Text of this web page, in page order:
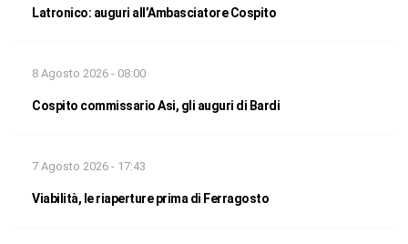
Latronico: auguri all’Ambasciatore Cospito
8 Agosto 2026 - 08:00
Cospito commissario Asi, gli auguri di Bardi
7 Agosto 2026 - 17:43
Viabilità, le riaperture prima di Ferragosto